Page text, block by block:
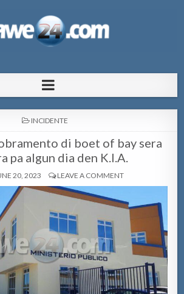
pa Aruba
POSTED
INCIDENTE
di boet of bay sera
pa algun dia den K.I.A.
20, 2023 LEAVE A COMMENT